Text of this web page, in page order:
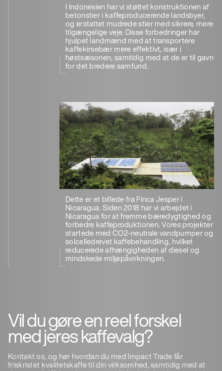
I Indonesien har vi støttet konstruktionen af ​​
betonstier i kaffeproducerende landsbyer,
og erstattet mudrede stier med sikrere, mere
tilgængelige veje. Disse forbedringer har
hjulpet landmænd med at transportere
kaffekirsebær mere effektivt, især i
høstsæsonen, samtidig med at de er til gavn
for det bredere samfund.
Dette er et billede fra Finca Jesper i
Nicaragua. Siden 2018 har vi arbejdet i
Nicaragua for at fremme bæredygtighed og
forbedre kaffeproduktionen. Vores projekter
startede med CO2-neutrale vandpumper og
solcelledrevet kaffebehandling, hvilket
reducerede afhængigheden af ​​diesel og
mindskede miljøpåvirkningen.
Vil du gøre en reel forskel
med jeres kaffevalg?
Kontakt os, og hør hvordan du med Impact Trade får
friskristet kvalitetskaffe til din virksomhed, samtidig med at